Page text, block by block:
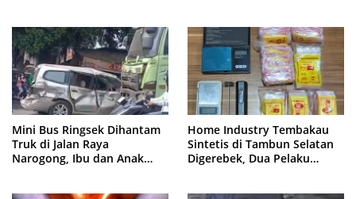
Mini Bus Ringsek Dihantam
Truk di Jalan Raya
Narogong, Ibu dan Anak
Home Industry Tembakau
Sintetis di Tambun Selatan
Digerebek, Dua Pelaku